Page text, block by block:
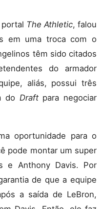
The Athletic, falou
em uma troca com o
têm sido citados
do armador
aliás, possui três
do Draftpara negociar
oportunidade para o
pode montar um super
e Anthony Davis. Por
de que a equipe
a saída de LeBron,